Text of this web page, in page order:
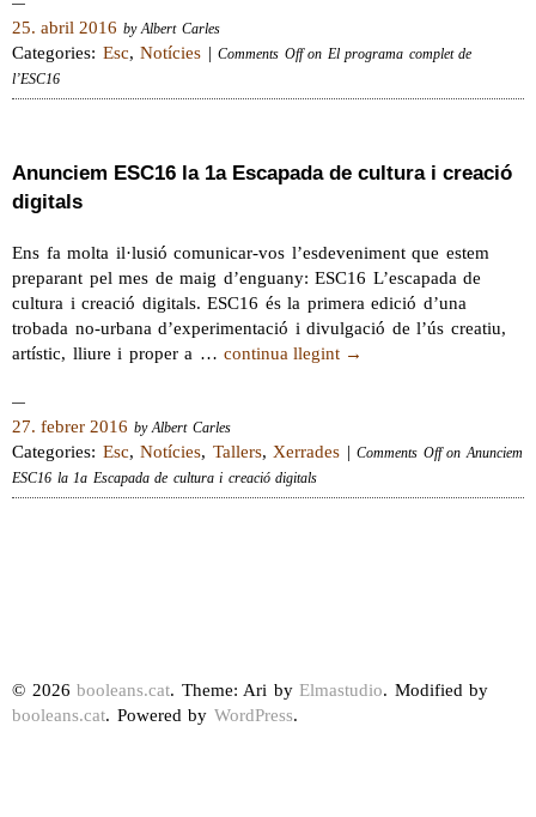
25. abril 2016 by Albert Carles
Categories: Esc, Notícies | Comments Offon El programa complet de
l’ESC16
Anunciem ESC16 la 1a Escapada de cultura i creació
digitals
Ens fa molta il·lusió comunicar-vos l’esdeveniment que estem
preparant pel mes de maig d’enguany: ESC16 L’escapada de
cultura i creació digitals. ESC16 és la primera edició d’una
trobada no-urbana d’experimentació i divulgació de l’ús creatiu,
artístic, lliure i proper a … continua llegint →
27. febrer 2016 by Albert Carles
Categories: Esc, Notícies, Tallers, Xerrades | Comments Offon Anunciem
ESC16 la 1a Escapada de cultura i creació digitals
© 2026 booleans.cat. Theme: Ari by Elmastudio. Modified by
booleans.cat. Powered by WordPress.